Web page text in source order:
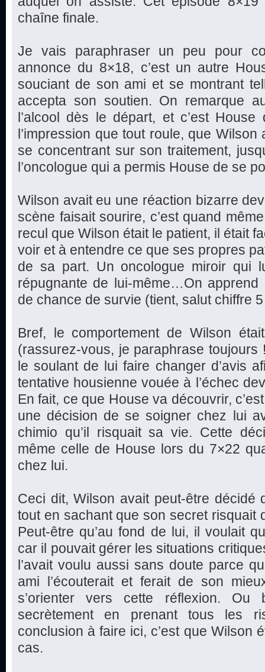
chaîne finale.
Je vais paraphraser un peu pour
annonce du 8×18, c’est un autre
souciant de son ami et se montrant
accepta son soutien. On remarque
l’alcool dès le départ, et c’est
l’impression que tout roule, que
se concentrant sur son traitement,
l’oncologue qui a permis House de se
Wilson avait eu une réaction bizarre
scène faisait sourire, c’est quand
recul que Wilson était le patient, il était
voir et à entendre ce que ses propres
de sa part. Un oncologue miroir qui
répugnante de lui-même…On
de chance de survie (tient, salut chiffre
Bref, le comportement de Wilson
(rassurez-vous, je paraphrase
le soulant de lui faire changer d’avis
tentative housienne vouée à l’échec
En fait, ce que House va découvrir,
une décision de se soigner chez lui
chimio qu’il risquait sa vie. Cette
même celle de House lors du 7×22
chez lui.
Ceci dit, Wilson avait peut-être décidé
tout en sachant que son secret risquait
Peut-être qu’au fond de lui, il voulait
car il pouvait gérer les situations
l’avait voulu aussi sans doute parce
ami l’écouterait et ferait de son
s’orienter vers cette réflexion.
secrètement en prenant tous les
conclusion à faire ici, c’est que Wilson
cas.